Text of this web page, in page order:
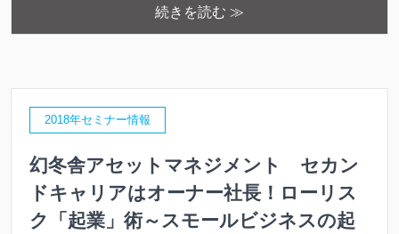
続きを読む ≫
2018年セミナー情報
幻冬舎アセットマネジメント セカン
ドキャリアはオーナー社長！ローリス
ク「起業」術～スモールビジネスの起